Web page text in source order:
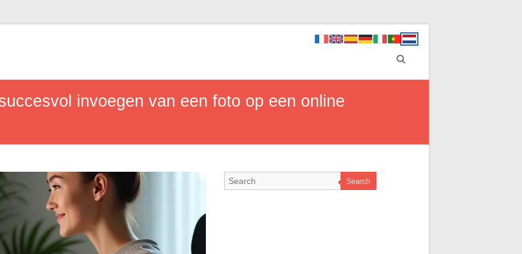
invoegen van een foto op een online
Search